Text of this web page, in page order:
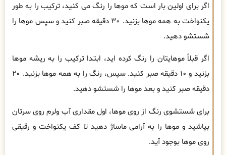
اگر برای اولین بار است که موها را رنگ می ‌کنید، ترکیب را به ‌طور
یکنواخت به همه موها بزنید. ۳۰ دقیقه صبر کنید و سپس موها را
شستشو دهید.
اگر قبلاً موهایتان را رنگ کرده ‌اید، ابتدا ترکیب را به ریشه موها
بزنید و ۱۰ دقیقه صبر کنید. سپس، رنگ را به همه موها بزنید. ۲۰
دقیقه صبر کنید و بعد موها را شستشو دهید.
برای شستشوی رنگ از روی موها، اول مقداری آب ولرم روی سرتان
بپاشید و موها را به ‌آرامی ماساژ دهید تا کف یکنواخت و رقیقی
روی موها بوجود آید.